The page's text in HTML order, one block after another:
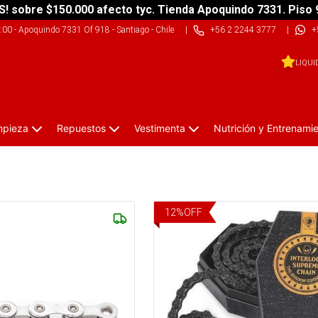
sobre $150.000 afecto tyc. Tienda Apoquindo 7331. Piso
- Apoquindo 7331 Of 918 - Santiago - Chile| +56 2 2244 3777 |
Repuestos Vestimenta Nutrición y
12%OFF